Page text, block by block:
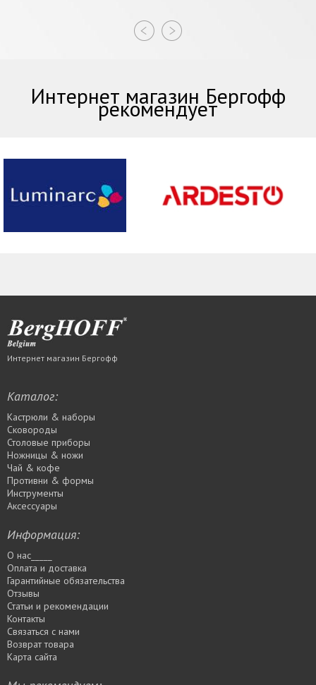
Интернет магазин Бергофф
рекомендует
Интернет магазин Бергофф
Каталог:
Кастрюли & наборы
Сковороды
Столовые приборы
Ножницы & ножи
Чай & кофе
Противни & формы
Инструменты
Аксессуары
Информация:
О нас_____
Оплата и доставка
Гарантийные обязательства
Отзывы
Статьи и рекомендации
Контакты
Связаться с нами
Возврат товара
Карта сайта